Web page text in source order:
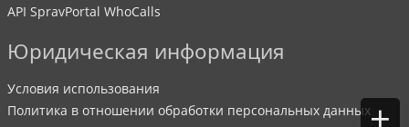
API SpravPortal WhoCalls
Юридическая информация
Условия использования
Политика в отношении обработки персональных данных